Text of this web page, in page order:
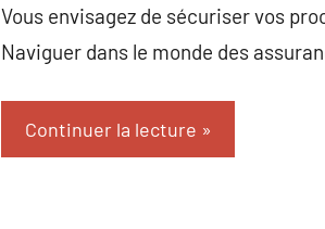
Vous envisagez de sécuriser vos
Naviguer dans le monde des
Continuer la lecture